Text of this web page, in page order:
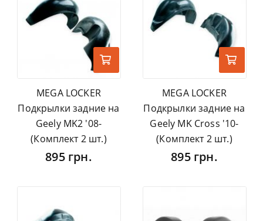
MEGA LOCKER
Подкрылки задние на
Geely MK2 '08-
(Комплект 2 шт.)
895 грн.
MEGA LOCKER
Подкрылки задние на
Geely MK Cross '10-
(Комплект 2 шт.)
895 грн.